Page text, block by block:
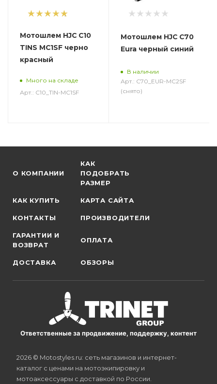
1
Мотошлем HJC C10
TINS MC1SF черно
красный
Много на складе
Арт.: C10_TIN-MC1SF
Мотошлем HJC C70
Eura черный синий
В наличии
Арт.: C70_EUR-MC2SF
(снято)
О КОМПАНИИ
КАК
ПОДОБРАТЬ
РАЗМЕР
КАК КУПИТЬ КАРТА САЙТА
КОНТАКТЫ ПРОИЗВОДИТЕЛИ
ГАРАНТИИ И
ВОЗВРАТ
ОПЛАТА
ДОСТАВКА ОБЗОРЫ
Ответственные за продвижение, поддержку, контент
2026 © Motostyles.ru: сеть магазинов и интернет-
каталог с ценами на мотоэкипировку и
мотоаксессуары с доставкой по России.